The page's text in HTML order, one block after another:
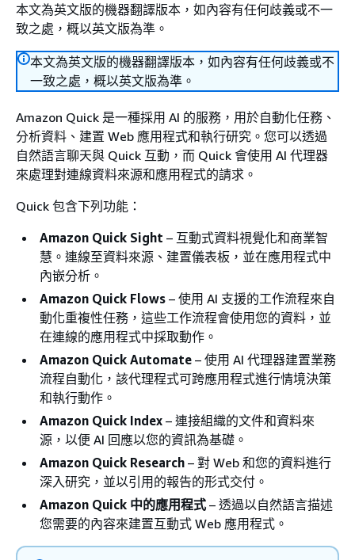
本文為英文版的機器翻譯版本，如內容有任何歧義或不一
致之處，概以英文版為準。
本文為英文版的機器翻譯版本，如內容有任何歧義或不
一致之處，概以英文版為準。
Amazon Quick 是一種採用 AI 的服務，用於自動化任務、
分析資料、建置 Web 應用程式和執行研究。您可以透過
自然語言聊天與 Quick 互動，而 Quick 會使用 AI 代理器
來處理對連線資料來源和應用程式的請求。
Quick 包含下列功能：
Amazon Quick Sight – 互動式資料視覺化和商業智
慧。連線至資料來源、建置儀表板，並在應用程式中
內嵌分析。
Amazon Quick Flows – 使用 AI 支援的工作流程來自
動化重複性任務，這些工作流程會使用您的資料，並
在連線的應用程式中採取動作。
Amazon Quick Automate – 使用 AI 代理器建置業務
流程自動化，該代理程式可跨應用程式進行情境決策
和執行動作。
Amazon Quick Index – 連接組織的文件和資料來
源，以便 AI 回應以您的資訊為基礎。
Amazon Quick Research – 對 Web 和您的資料進行
深入研究，並以引用的報告的形式交付。
Amazon Quick 中的應用程式 – 透過以自然語言描述
您需要的內容來建置互動式 Web 應用程式。